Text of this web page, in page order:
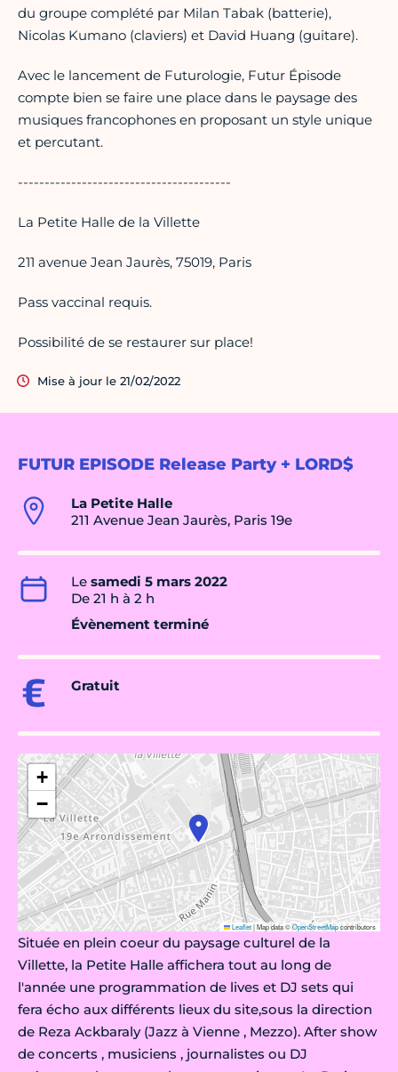
FUTUR EPISODE Release Party + LORD$
La Petite Halle
211 Avenue Jean Jaurès, Paris 19e
Le samedi 5 mars 2022
De 21 h à 2 h
Évènement terminé
Gratuit
+
−
Leaflet|Map data ©OpenStreetMapcontributors
Située en plein coeur du paysage culturel de la
Villette, la Petite Halle affichera tout au long de
l'année une programmation de lives et DJ sets qui
fera écho aux différents lieux du site,sous la direction
de Reza Ackbaraly (Jazz à Vienne , Mezzo). After show
de concerts , musiciens , journalistes ou DJ
du groupe complété par Milan Tabak (batterie),
Nicolas Kumano (claviers) et David Huang (guitare).
Avec le lancement de Futurologie, Futur Épisode
compte bien se faire une place dans le paysage des
musiques francophones en proposant un style unique
et percutant.
----------------------------------------
La Petite Halle de la Villette
211 avenue Jean Jaurès, 75019, Paris
Pass vaccinal requis.
Possibilité de se restaurer sur place!
Mise à jour le 21/02/2022